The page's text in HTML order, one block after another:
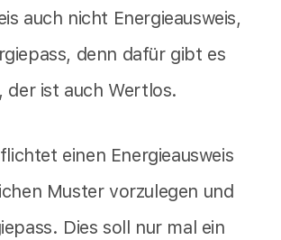
auch nicht Energieausweis,
denn dafür gibt es
der ist auch Wertlos.
einen Energieausweis
Muster vorzulegen und
Dies soll nur mal ein